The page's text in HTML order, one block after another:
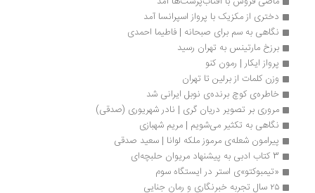
دختری از مکزیک با پرواز اسپرانسا آمد
نگاهی به سم برای صبحانه | فاطیما احمدی
برزخ مارتینس به تهران رسید
پرواز ایکار | رمون کنو
وزن کلمات از برلین تا تهران
خاطره‌ی کوچ برنده‌ی نوبل ایرانی شد
مروری بر تصویر دریان گری | نادر شهریوری (صدقی)
نگاهی به تکثیر می‌شویم | مریم شهبازی
پیرامون شعله‌ی مرموز ملکه لوانا | سعید صدقی
3 کتاب ادبی به پیشنهاد مریوان حلبچه‌ای
«تیمبوکتو»ی استر در ایستگاه سوم
۲۵ سال تجربه خبرنگاری و رمان جنایی